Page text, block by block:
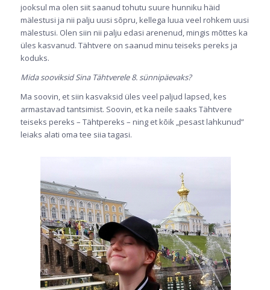
jooksul ma olen siit saanud tohutu suure hunniku häid
mälestusi ja nii palju uusi sõpru, kellega luua veel rohkem uusi
mälestusi. Olen siin nii palju edasi arenenud, mingis mõttes ka
üles kasvanud. Tähtvere on saanud minu teiseks pereks ja
koduks.
Mida sooviksid Sina Tähtverele 8. sünnipäevaks?
Ma soovin, et siin kasvaksid üles veel paljud lapsed, kes
armastavad tantsimist. Soovin, et ka neile saaks Tähtvere
teiseks pereks – Tähtpereks – ning et kõik „pesast lahkunud”
leiaks alati oma tee siia tagasi.